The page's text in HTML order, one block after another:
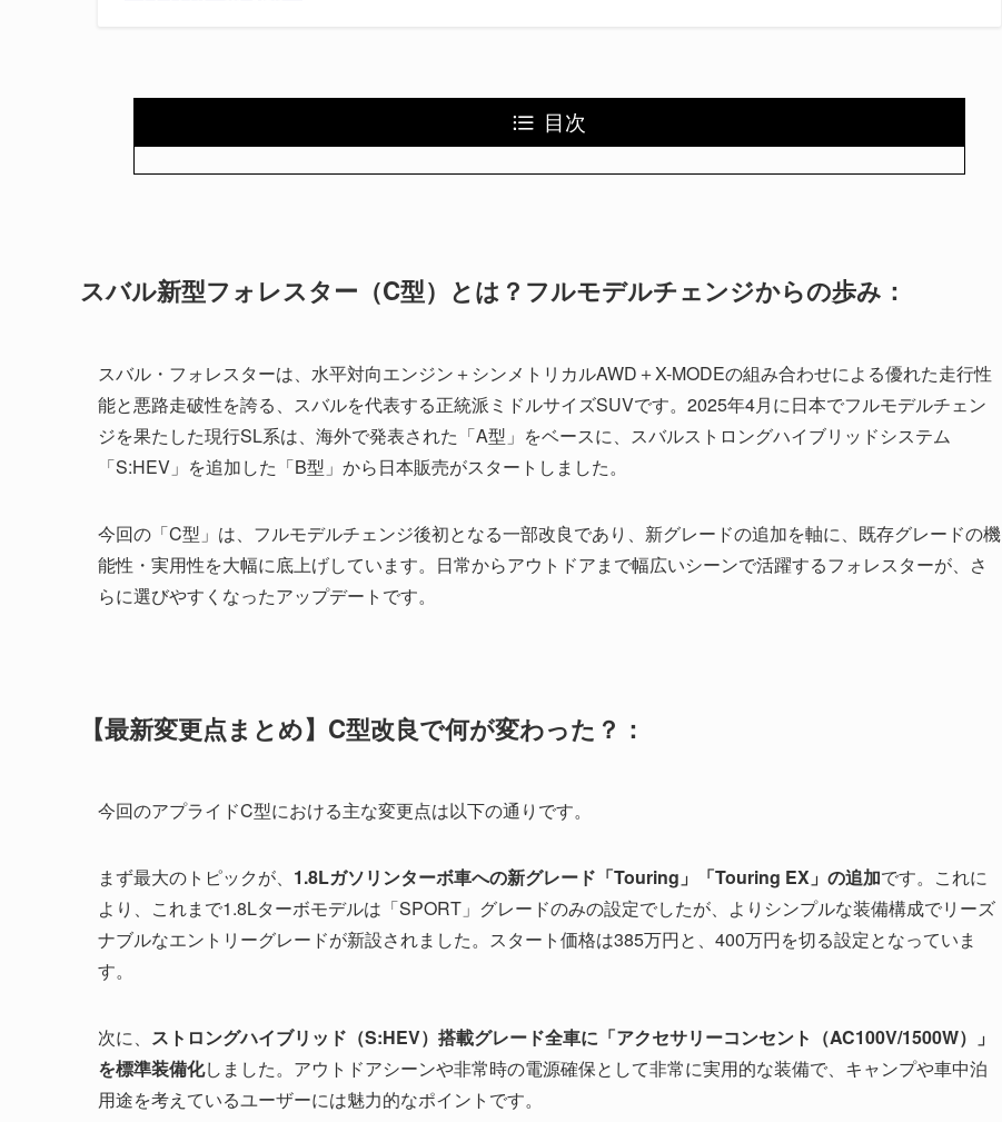
目次
スバル新型フォレスター（C型）とは？フルモデルチェンジからの歩み：
スバル・フォレスターは、水平対向エンジン＋シンメトリカルAWD＋X-MODEの組み合わせによる優れた走行性
能と悪路走破性を誇る、スバルを代表する正統派ミドルサイズSUVです。2025年4月に日本でフルモデルチェン
ジを果たした現行SL系は、海外で発表された「A型」をベースに、スバルストロングハイブリッドシステム
「S:HEV」を追加した「B型」から日本販売がスタートしました。
今回の「C型」は、フルモデルチェンジ後初となる一部改良であり、新グレードの追加を軸に、既存グレードの機
能性・実用性を大幅に底上げしています。日常からアウトドアまで幅広いシーンで活躍するフォレスターが、さ
らに選びやすくなったアップデートです。
【最新変更点まとめ】C型改良で何が変わった？：
今回のアプライドC型における主な変更点は以下の通りです。
まず最大のトピックが、 1.8Lガソリンターボ車への新グレード「Touring」「Touring EX」の追加です。これに
より、これまで1.8Lターボモデルは「SPORT」グレードのみの設定でしたが、よりシンプルな装備構成でリーズ
ナブルなエントリーグレードが新設されました。スタート価格は385万円と、400万円を切る設定となっていま
す。
次に、 ストロングハイブリッド（S:HEV）搭載グレード全車に「アクセサリーコンセント（AC100V/1500W）」
を標準装備化しました。アウトドアシーンや非常時の電源確保として非常に実用的な装備で、キャンプや車中泊
用途を考えているユーザーには魅力的なポイントです。